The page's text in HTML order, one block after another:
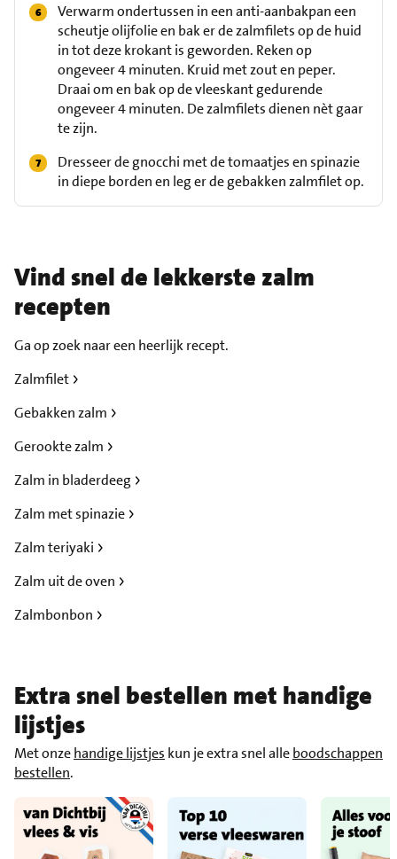
Verwarm ondertussen in een anti-aanbakpan een
scheutje olijfolie en bak er de zalmfilets op de huid
in tot deze krokant is geworden. Reken op
ongeveer 4 minuten. Kruid met zout en peper.
Draai om en bak op de vleeskant gedurende
ongeveer 4 minuten. De zalmfilets dienen nèt gaar
te zijn.
Dresseer de gnocchi met de tomaatjes en spinazie
in diepe borden en leg er de gebakken zalmfilet op.
Vind snel de lekkerste zalm
recepten
Ga op zoek naar een heerlijk recept.
Zalmfilet
Gebakken zalm
Gerookte zalm
Zalm in bladerdeeg
Zalm met spinazie
Zalm teriyaki
Zalm uit de oven
Zalmbonbon
Extra snel bestellen met handige
lijstjes
Met onzehandige lijstjes kun je extra snel alleboodschappen
bestellen.